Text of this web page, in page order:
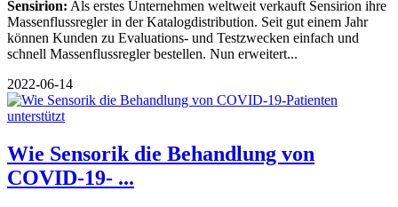
Sensirion: Als erstes Unternehmen weltweit verkauft Sensirion ihre
Massenflussregler in der Katalogdistribution. Seit gut einem Jahr
können Kunden zu Evaluations- und Testzwecken einfach und
schnell Massenflussregler bestellen. Nun erweitert...
2022-06-14
Wie Sensorik die Behandlung von
COVID-19- ...